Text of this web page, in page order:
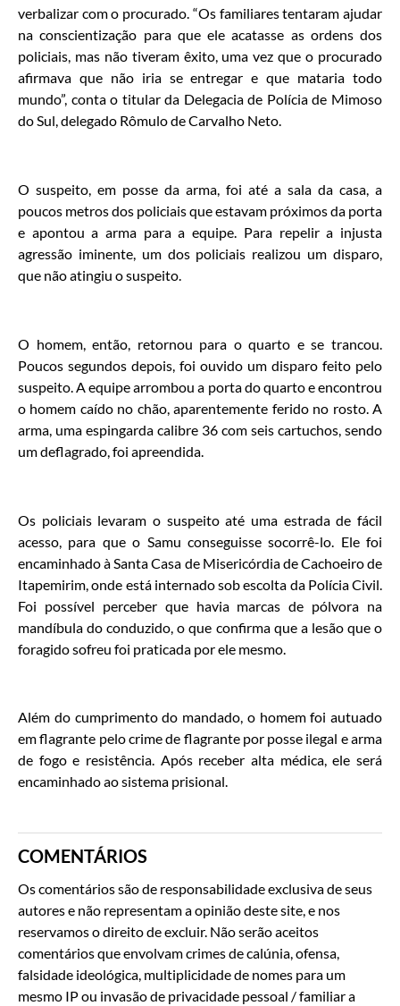
verbalizar com o procurado. “Os familiares tentaram ajudar
na conscientização para que ele acatasse as ordens dos
policiais, mas não tiveram êxito, uma vez que o procurado
afirmava que não iria se entregar e que mataria todo
mundo”, conta o titular da Delegacia de Polícia de Mimoso
do Sul, delegado Rômulo de Carvalho Neto.
O suspeito, em posse da arma, foi até a sala da casa, a
poucos metros dos policiais que estavam próximos da porta
e apontou a arma para a equipe. Para repelir a injusta
agressão iminente, um dos policiais realizou um disparo,
que não atingiu o suspeito.
O homem, então, retornou para o quarto e se trancou.
Poucos segundos depois, foi ouvido um disparo feito pelo
suspeito. A equipe arrombou a porta do quarto e encontrou
o homem caído no chão, aparentemente ferido no rosto. A
arma, uma espingarda calibre 36 com seis cartuchos, sendo
um deflagrado, foi apreendida.
Os policiais levaram o suspeito até uma estrada de fácil
acesso, para que o Samu conseguisse socorrê-lo. Ele foi
encaminhado à Santa Casa de Misericórdia de Cachoeiro de
Itapemirim, onde está internado sob escolta da Polícia Civil.
Foi possível perceber que havia marcas de pólvora na
mandíbula do conduzido, o que confirma que a lesão que o
foragido sofreu foi praticada por ele mesmo.
Além do cumprimento do mandado, o homem foi autuado
em flagrante pelo crime de flagrante por posse ilegal e arma
de fogo e resistência. Após receber alta médica, ele será
encaminhado ao sistema prisional.
COMENTÁRIOS
Os comentários são de responsabilidade exclusiva de seus
autores e não representam a opinião deste site, e nos
reservamos o direito de excluir. Não serão aceitos
comentários que envolvam crimes de calúnia, ofensa,
falsidade ideológica, multiplicidade de nomes para um
mesmo IP ou invasão de privacidade pessoal / familiar a